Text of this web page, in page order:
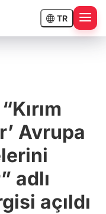
TR
Avrupa
adlı
açıldı